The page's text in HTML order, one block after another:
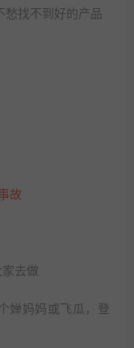
愁找不到好的产品
故
去做
婵妈妈或飞瓜，登